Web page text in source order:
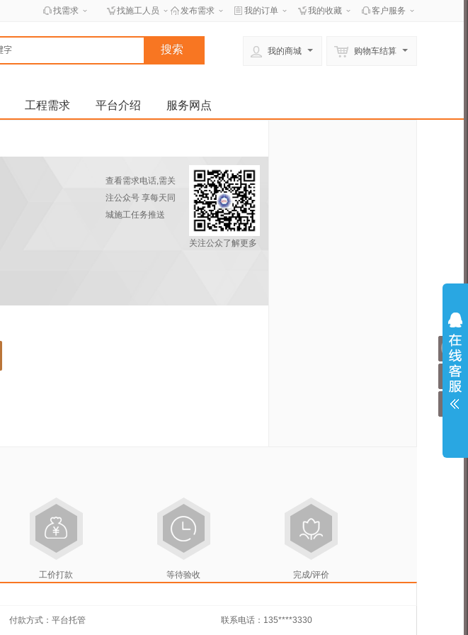
购物
顶
找需求 找施工人员 发布需求 我的订单 我的收藏 客户服务
我的商城 购物车结算
工程需求 平台介绍 服务网点
查看需求电话,需关
注公众号 享每天同
城施工任务推送
关注公众了解更多
工价打款 等待验收 完成/评价
付款方式：平台托管 联系电话：135****3330